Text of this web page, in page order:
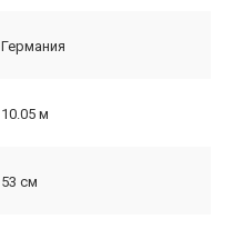
Германия
10.05 м
53 см